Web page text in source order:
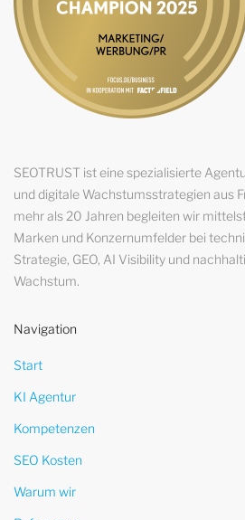
SEOTRUST ist eine spezialisierte
und digitale Wachstumsstrategien aus
mehr als 20 Jahren begleiten wir
Marken und Konzernumfelder bei
Strategie, GEO, AI Visibility und
Wachstum.
Navigation
Start
KI Agentur
Kompetenzen
SEO Kosten
Warum wir